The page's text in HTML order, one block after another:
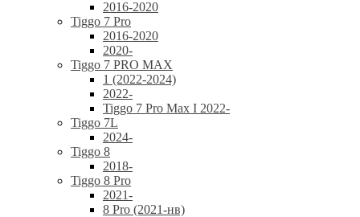
2016-2020
Tiggo 7 Pro
2016-2020
2020-
Tiggo 7 PRO MAX
1 (2022-2024)
2022-
Tiggo 7 Pro Max I 2022-
Tiggo 7L
2024-
Tiggo 8
2018-
Tiggo 8 Pro
2021-
8 Pro (2021-нв)